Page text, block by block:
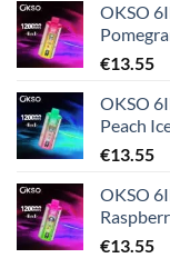
OKSO
€13.55
OKSO
Peach
€13.55
OKSO
€13.55